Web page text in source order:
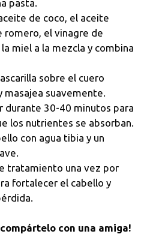
pasta.
de coco, el aceite
romero, el vinagre de
miel a la mezcla y combina
sobre el cuero
masajea suavemente.
durante 30-40 minutos para
los nutrientes se absorban.
con agua tibia y un
tratamiento una vez por
fortalecer el cabello y
con una amiga!